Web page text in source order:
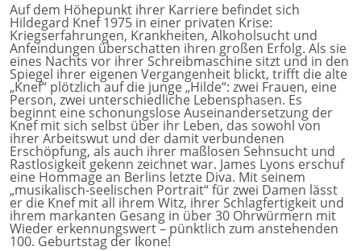
Auf dem Höhepunkt ihrer Karriere befindet sich
Hildegard Knef 1975 in einer privaten Krise:
Kriegserfahrungen, Krankheiten, Alkoholsucht und
Anfeindungen überschatten ihren großen Erfolg. Als sie
eines Nachts vor ihrer Schreibmaschine sitzt und in den
Spiegel ihrer eigenen Vergangenheit blickt, trifft die alte
„Knef“ plötzlich auf die junge „Hilde“: zwei Frauen, eine
Person, zwei unterschiedliche Lebensphasen. Es
beginnt eine schonungslose Auseinandersetzung der
Knef mit sich selbst über ihr Leben, das sowohl von
ihrer Arbeitswut und der damit verbundenen
Erschöpfung, als auch ihrer maßlosen Sehnsucht und
Rastlosigkeit gekenn zeichnet war. James Lyons erschuf
eine Hommage an Berlins letzte Diva. Mit seinem
„musikalisch-seelischen Portrait“ für zwei Damen lässt
er die Knef mit all ihrem Witz, ihrer Schlagfertigkeit und
ihrem markanten Gesang in über 30 Ohrwürmern mit
Wieder erkennungswert – pünktlich zum anstehenden
100. Geburtstag der Ikone!